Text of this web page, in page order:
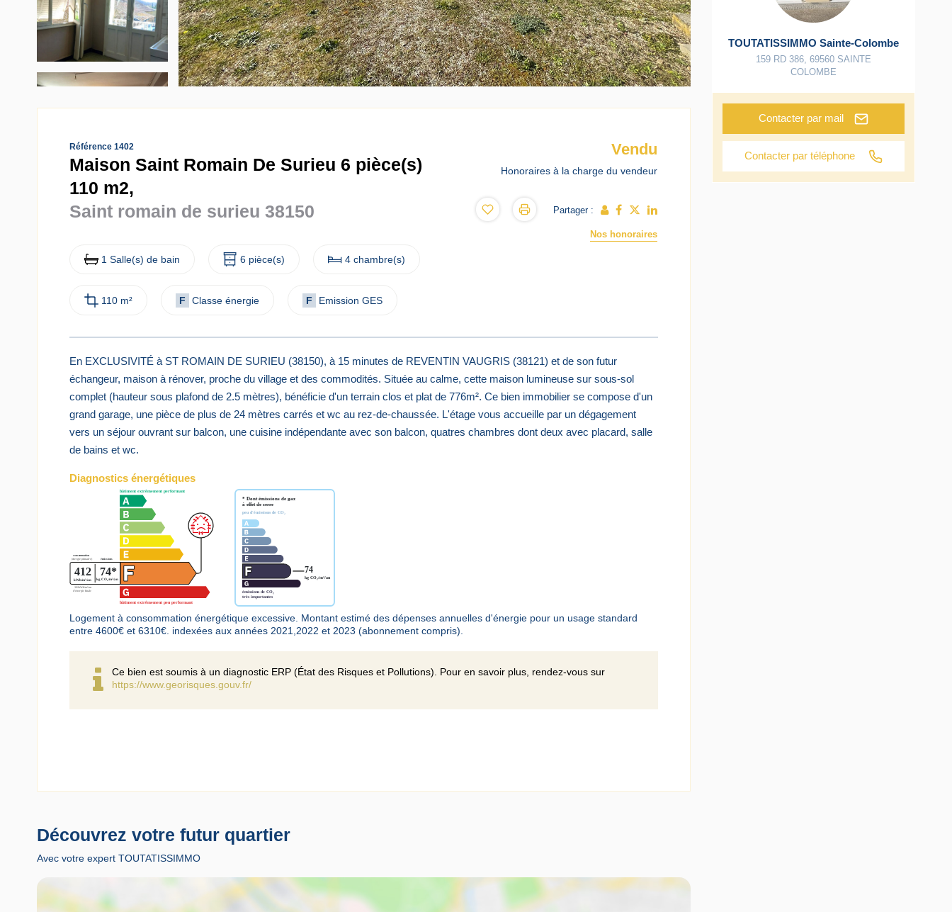
Référence 1402
Maison Saint Romain De Surieu 6 pièce(s)
110 m2,
Saint romain de surieu 38150
1 Salle(s) de bain 6 pièce(s) 4 chambre(s)
110 m² F Classe énergie F Emission GES
Vendu
Honoraires à la charge du vendeur
Partager :
Nos honoraires
En EXCLUSIVITÉ à ST ROMAIN DE SURIEU (38150), à 15 minutes de REVENTIN VAUGRIS (38121) et de son futur
échangeur, maison à rénover, proche du village et des commodités. Située au calme, cette maison lumineuse sur sous-sol
complet (hauteur sous plafond de 2.5 mètres), bénéficie d'un terrain clos et plat de 776m². Ce bien immobilier se compose d'un
grand garage, une pièce de plus de 24 mètres carrés et wc au rez-de-chaussée. L'étage vous accueille par un dégagement
vers un séjour ouvrant sur balcon, une cuisine indépendante avec son balcon, quatres chambres dont deux avec placard, salle
de bains et wc.
Diagnostics énergétiques
Logement à consommation énergétique excessive. Montant estimé des dépenses annuelles d'énergie pour un usage standard
entre 4600€ et 6310€. indexées aux années 2021,2022 et 2023 (abonnement compris).
Ce bien est soumis à un diagnostic ERP (État des Risques et Pollutions). Pour en savoir plus, rendez-vous sur
https://www.georisques.gouv.fr/
Découvrez votre futur quartier
Avec votre expert TOUTATISSIMMO
TOUTATISSIMMO Sainte-Colombe
159 RD 386, 69560 SAINTE
COLOMBE
Contacter par mail
Contacter par téléphone